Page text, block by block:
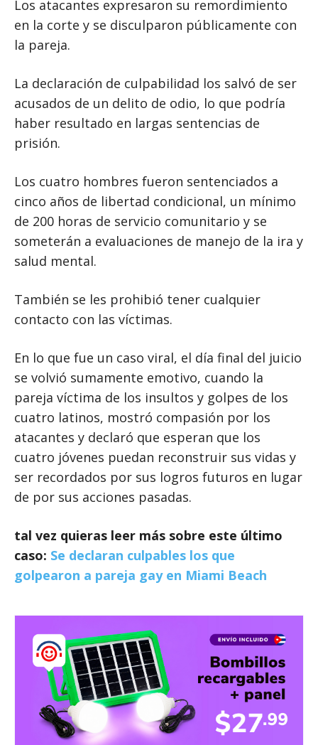
Los atacantes expresaron su remordimiento
en la corte y se disculparon públicamente con
la pareja.
La declaración de culpabilidad los salvó de ser
acusados ​​de un delito de odio, lo que podría
haber resultado en largas sentencias de
prisión.
Los cuatro hombres fueron sentenciados a
cinco años de libertad condicional, un mínimo
de 200 horas de servicio comunitario y se
someterán a evaluaciones de manejo de la ira y
salud mental.
También se les prohibió tener cualquier
contacto con las víctimas.
En lo que fue un caso viral, el día final del juicio
se volvió sumamente emotivo, cuando la
pareja víctima de los insultos y golpes de los
cuatro latinos, mostró compasión por los
atacantes y declaró que esperan que los
cuatro jóvenes puedan reconstruir sus vidas y
ser recordados por sus logros futuros en lugar
de por sus acciones pasadas.
tal vez quieras leer más sobre este último
caso: Se declaran culpables los que
golpearon a pareja gay en Miami Beach